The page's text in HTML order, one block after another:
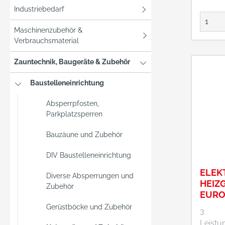
Industriebedarf
Maschinenzubehör &
Verbrauchsmaterial
Zauntechnik, Baugeräte & Zubehör
Baustelleneinrichtung
Absperrpfosten,
Parkplatzsperren
Bauzäune und Zubehör
DIV Baustelleneinrichtung
Diverse Absperrungen und
Zubehör
Gerüstböcke und Zubehör
Zündung.
3